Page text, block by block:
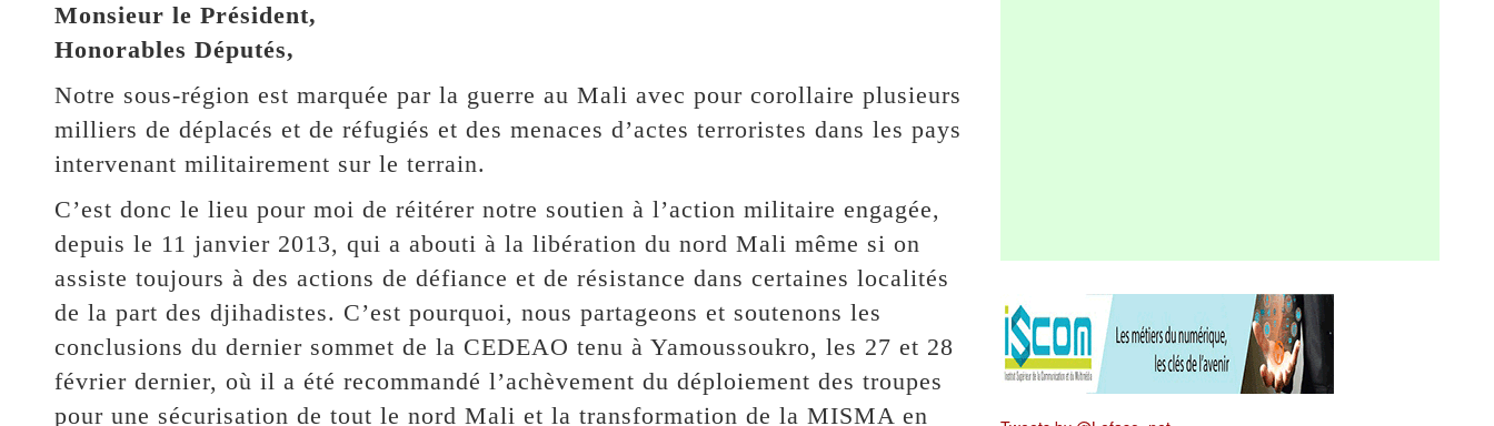
Monsieur le Président,
Honorables Députés,
Notre sous-région est marquée par la guerre au Mali avec pour corollaire plusieurs
milliers de déplacés et de réfugiés et des menaces d’actes terroristes dans les pays
intervenant militairement sur le terrain.
C’est donc le lieu pour moi de réitérer notre soutien à l’action militaire engagée,
depuis le 11 janvier 2013, qui a abouti à la libération du nord Mali même si on
assiste toujours à des actions de défiance et de résistance dans certaines localités
de la part des djihadistes. C’est pourquoi, nous partageons et soutenons les
conclusions du dernier sommet de la CEDEAO tenu à Yamoussoukro, les 27 et 28
février dernier, où il a été recommandé l’achèvement du déploiement des troupes
pour une sécurisation de tout le nord Mali et la transformation de la MISMA en